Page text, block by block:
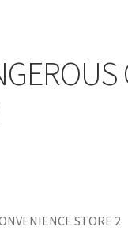
STORE 2